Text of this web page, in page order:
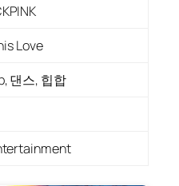
Love
댄스, 힙합